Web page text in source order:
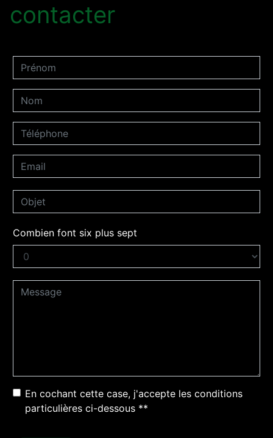
contacter
Combien font six plus sept
En cochant cette case, j'accepte les conditions
particulières ci-dessous **